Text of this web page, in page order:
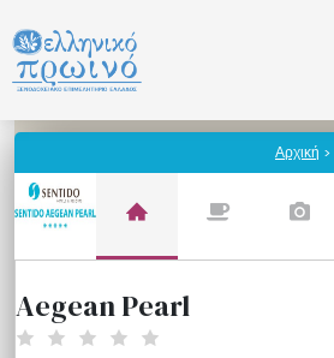
σε
περιεχόμενο
Αρχική >
Aegean Pearl